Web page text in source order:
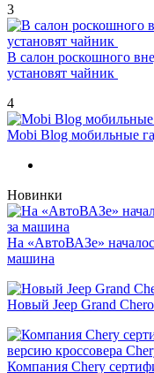
3
В салон роскошного
установят чайник
4
Mobi Blog мобильные
Новинки
На «АвтоВАЗе»
машина
Новый Jeep Grand
Компания Chery